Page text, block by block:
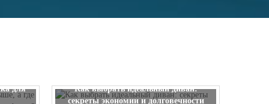
для
Как выбрать идеальный диван:
секреты экономии и долговечности